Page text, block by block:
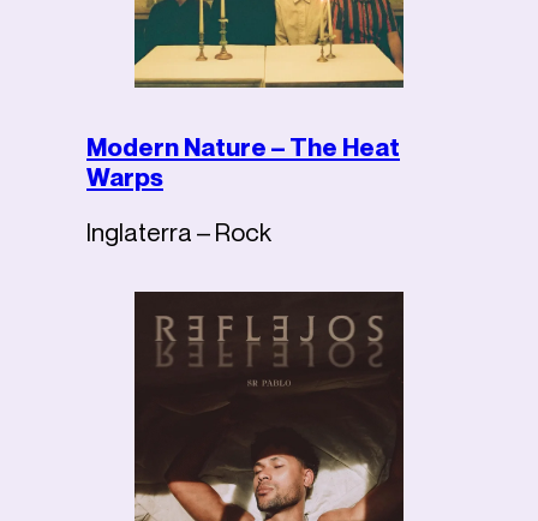
Modern Nature – The Heat
Warps
Inglaterra – Rock